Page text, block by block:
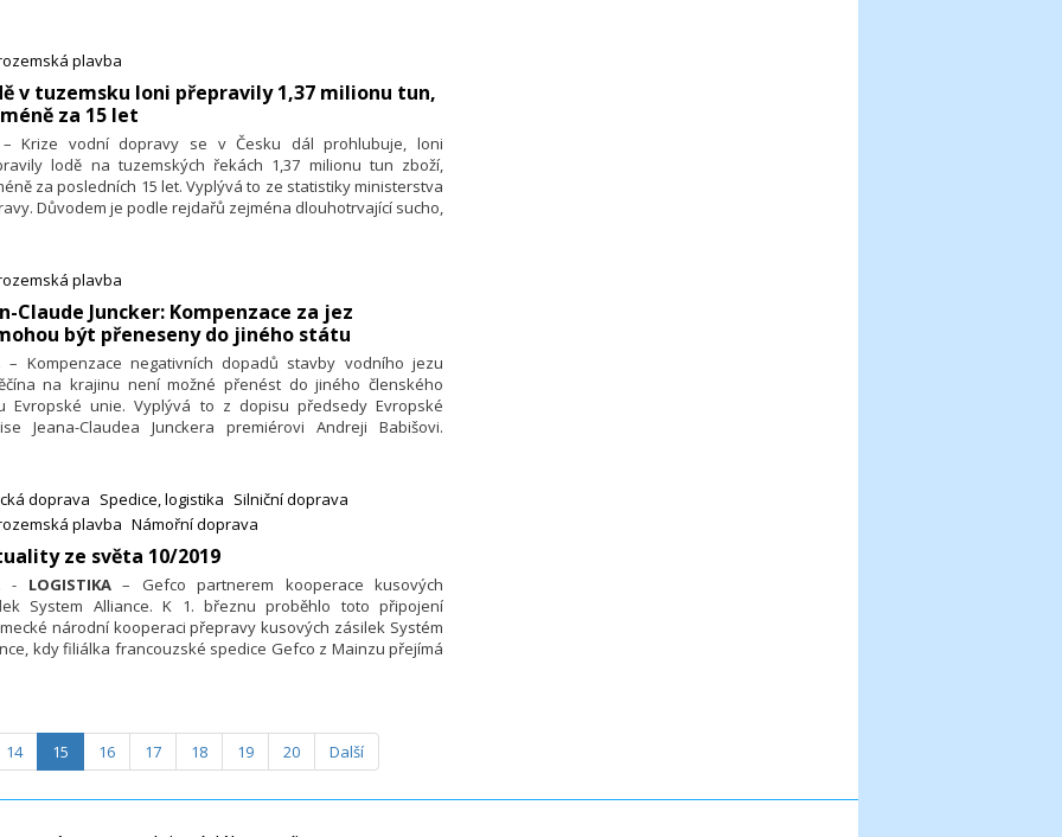
Hofer, kterého Miloš Zeman v jeho neúspěšné
kampani podpořil, přezkoumání rakouského
přislíbil.
plavba
v tuzemsku loni přepravily 1,37 milionu tun,
za 15 let
– Krize vodní dopravy se v Česku dál prohlubuje, loni
lodě na tuzemských řekách 1,37 milionu tun zboží,
za posledních 15 let. Vyplývá to ze statistiky ministerstva
Důvodem je podle rejdařů zejména dlouhotrvající sucho,
splavné déle, výrazný nárůst nákladní přepravy ale rejdaři
plavba
Claude Juncker: Kompenzace za jez
být přeneseny do jiného státu
– Kompenzace negativních dopadů stavby vodního jezu
na krajinu není možné přenést do jiného členského
Evropské unie. Vyplývá to z dopisu předsedy Evropské
Jeana-Claudea Junckera premiérovi Andreji Babišovi.
investoval do ekologie v cizině.
doprava Spedice, logistika Silniční doprava
plavba Námořní doprava
ze světa 10/2019
- LOGISTIKA– Gefco partnerem kooperace kusových
System Alliance. K 1. březnu proběhlo toto připojení
národní kooperaci přepravy kusových zásilek Systém
kdy filiálka francouzské spedice Gefco z Mainzu přejímá
je podle svých údajů evropskou špičkou na úseku
logistiky a hodlá svou přítomnost v rámci
partnerství v regionu Rýn – Mohan dále rozšiřovat.
speditér počítá se synergickým účinkem, který napomůže
14 15 16 17 18 19 20 Další